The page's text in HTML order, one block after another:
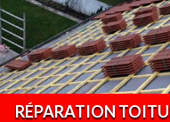
RÉPARATION